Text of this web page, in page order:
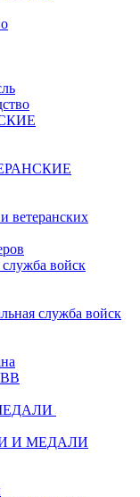
ветеранских
войск
служба войск
И МЕДАЛИ